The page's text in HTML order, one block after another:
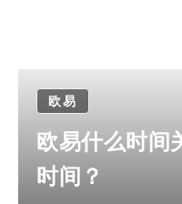
欧易
欧易什么时间
时间？